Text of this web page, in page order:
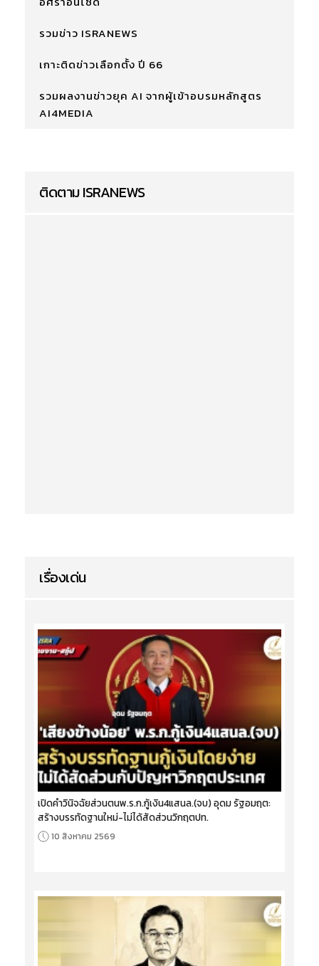
รวมข่าว ISRANEWS
เกาะติดข่าวเลือกตั้ง ปี 66
รวมผลงานข่าวยุค AI จากผู้เข้าอบรมหลักสูตร
AI4MEDIA
ติดตาม ISRANEWS
เรื่องเด่น
เปิดคำวินิจฉัยส่วนตนพ.ร.ก.กู้เงิน4แสนล.(จบ) อุดม รัฐอมฤต:
สร้างบรรทัดฐานใหม่-ไม่ได้สัดส่วนวิกฤตปท.
10 สิงหาคม 2569